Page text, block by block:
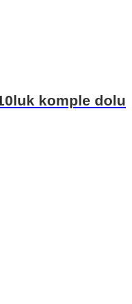
komple dolu